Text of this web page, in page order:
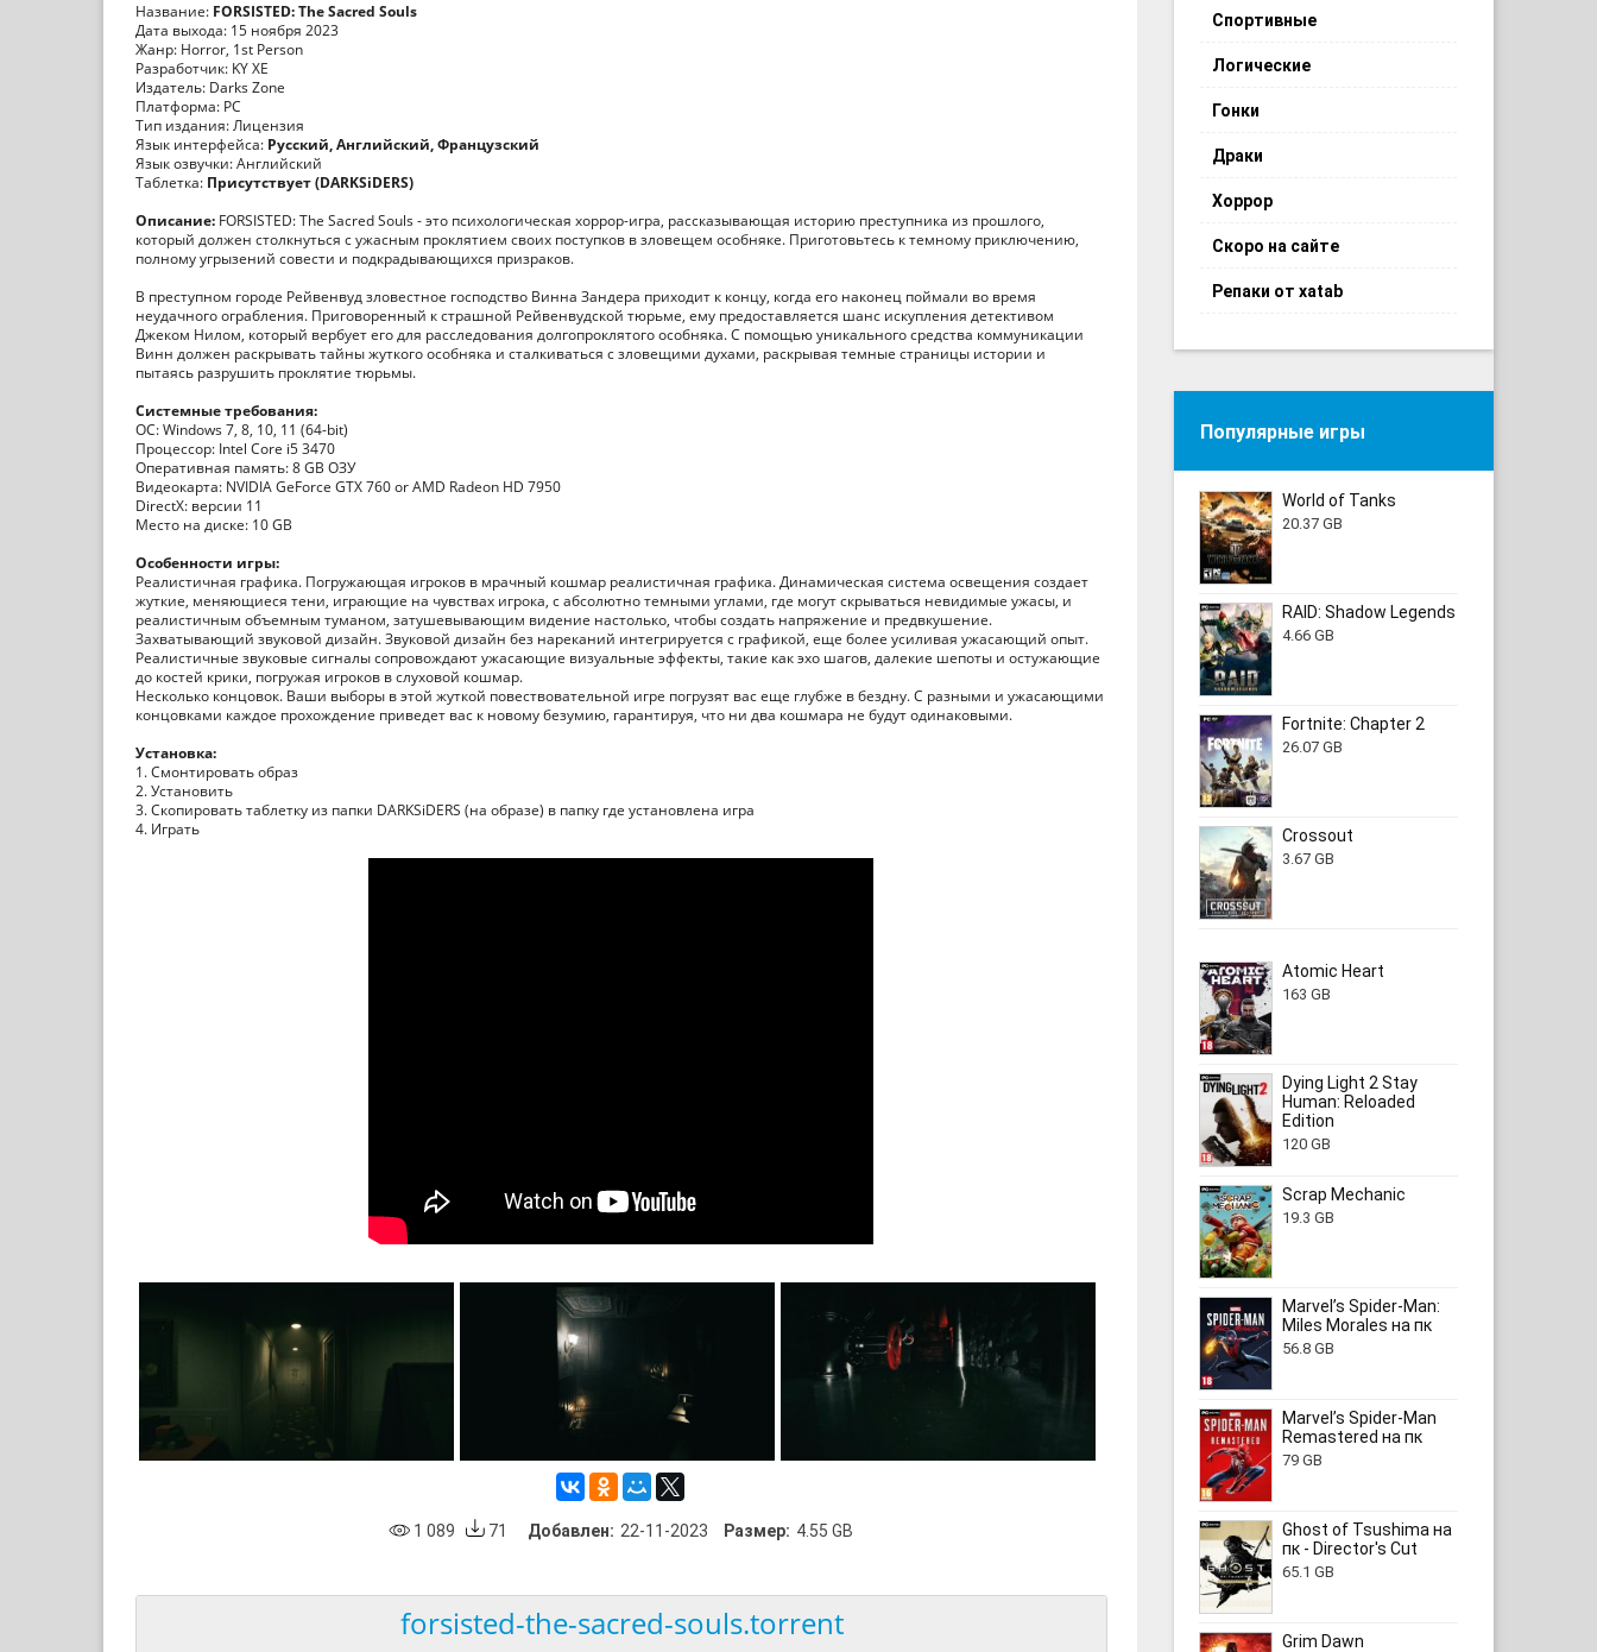
Название: FORSISTED: The Sacred Souls
Дата выхода: 15 ноября 2023
Жанр: Horror, 1st Person
Разработчик: KY XE
Издатель: Darks Zone
Платформа: PC
Тип издания: Лицензия
Язык интерфейса: Русский, Английский, Французский
Язык озвучки: Английский
Таблетка: Присутствует (DARKSiDERS)
Описание: FORSISTED: The Sacred Souls - это психологическая хоррор-игра, рассказывающая историю преступника из прошлого,
который должен столкнуться с ужасным проклятием своих поступков в зловещем особняке. Приготовьтесь к темному приключению,
полному угрызений совести и подкрадывающихся призраков.
В преступном городе Рейвенвуд зловестное господство Винна Зандера приходит к концу, когда его наконец поймали во время
неудачного ограбления. Приговоренный к страшной Рейвенвудской тюрьме, ему предоставляется шанс искупления детективом
Джеком Нилом, который вербует его для расследования долгопроклятого особняка. С помощью уникального средства коммуникации
Винн должен раскрывать тайны жуткого особняка и сталкиваться с зловещими духами, раскрывая темные страницы истории и
пытаясь разрушить проклятие тюрьмы.
Системные требования:
ОС: Windows 7, 8, 10, 11 (64-bit)
Процессор: Intel Core i5 3470
Оперативная память: 8 GB ОЗУ
Видеокарта: NVIDIA GeForce GTX 760 or AMD Radeon HD 7950
DirectX: версии 11
Место на диске: 10 GB
Особенности игры:
Реалистичная графика. Погружающая игроков в мрачный кошмар реалистичная графика. Динамическая система освещения создает
жуткие, меняющиеся тени, играющие на чувствах игрока, с абсолютно темными углами, где могут скрываться невидимые ужасы, и
реалистичным объемным туманом, затушевывающим видение настолько, чтобы создать напряжение и предвкушение.
Захватывающий звуковой дизайн. Звуковой дизайн без нареканий интегрируется с графикой, еще более усиливая ужасающий опыт.
Реалистичные звуковые сигналы сопровождают ужасающие визуальные эффекты, такие как эхо шагов, далекие шепоты и остужающие
до костей крики, погружая игроков в слуховой кошмар.
Несколько концовок. Ваши выборы в этой жуткой повествовательной игре погрузят вас еще глубже в бездну. С разными и ужасающими
концовками каждое прохождение приведет вас к новому безумию, гарантируя, что ни два кошмара не будут одинаковыми.
Установка:
1. Смонтировать образ
2. Установить
3. Скопировать таблетку из папки DARKSiDERS (на образе) в папку где установлена игра
4. Играть
1 089 71 Добавлен: 22-11-2023 Размер: 4.55 GB
forsisted-the-sacred-souls.torrent
Спортивные
Логические
Гонки
Драки
Хоррор
Скоро на сайте
Репаки от xatab
Популярные игры
World of Tanks
20.37 GB
RAID: Shadow Legends
4.66 GB
Fortnite: Chapter 2
26.07 GB
Crossout
3.67 GB
Atomic Heart
163 GB
Dying Light 2 Stay
Human: Reloaded
Edition
120 GB
Scrap Mechanic
19.3 GB
Marvel’s Spider-Man:
Miles Morales на пк
56.8 GB
Marvel’s Spider-Man
Remastered на пк
79 GB
Ghost of Tsushima на
пк - Director's Cut
65.1 GB
Grim Dawn